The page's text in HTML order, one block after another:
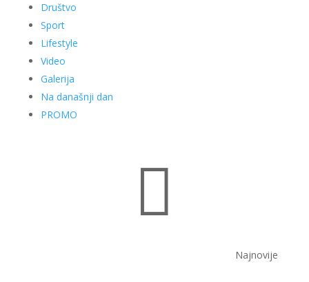
Društvo
Sport
Lifestyle
Video
Galerija
Na današnji dan
PROMO

Najnovije